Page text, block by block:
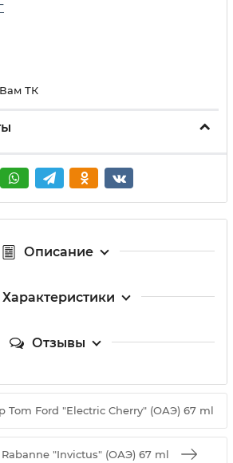
ТК
Описание
Характеристики
Отзывы
Tom Ford "Electric Cherry" (ОАЭ) 67 ml
"Invictus" (ОАЭ) 67 ml